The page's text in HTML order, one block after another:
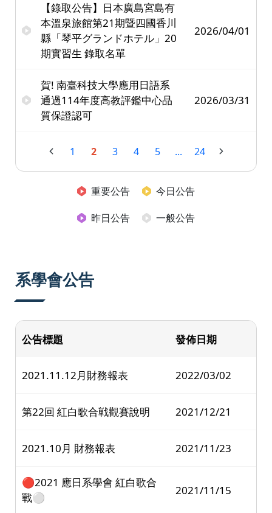
【錄取公告】日本廣島宮島有
本溫泉旅館第21期暨四國香川
縣「琴平グランドホテル」20
期實習生 錄取名單
2026/04/01
賀! 南臺科技大學應用日語系
通過114年度高教評鑑中心品
質保證認可
2026/03/31
1 2 3 4 5 ... 24
重要公告
今日公告
昨日公告
一般公告
系學會公告
公告標題 發佈日期
2021.11.12月財務報表 2022/03/02
第22回 紅白歌合戦觀賽說明 2021/12/21
2021.10月 財務報表 2021/11/23
🔴2021 應日系學會 紅白歌合
戰⚪️
2021/11/15